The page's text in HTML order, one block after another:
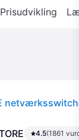
Prisudvikling
4.5(1861